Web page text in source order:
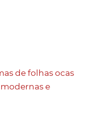
de folhas ocas
e